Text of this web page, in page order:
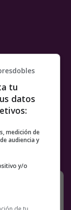
tu
datos
medición de
audiencia y
y/o